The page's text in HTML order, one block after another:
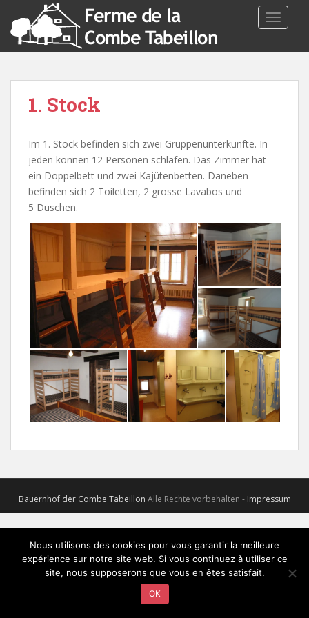
1. Stock
Im 1. Stock befinden sich zwei Gruppenunterkünfte. In
jeden können 12 Personen schlafen. Das Zimmer hat
ein Doppelbett und zwei Kajütenbetten. Daneben
befinden sich 2 Toiletten, 2 grosse Lavabos und
5 Duschen.
Bauernhof der Combe Tabeillon Alle Rechte vorbehalten - Impressum
Nous utilisons des cookies pour vous garantir la meilleure
expérience sur notre site web. Si vous continuez à utiliser ce
site, nous supposerons que vous en êtes satisfait.
OK